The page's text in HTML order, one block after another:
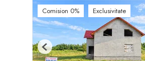
Comision 0% Exclusivitate
Previous